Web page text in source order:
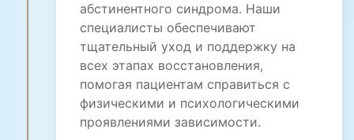
абстинентного синдрома. Наши
специалисты обеспечивают
тщательный уход и поддержку на
всех этапах восстановления,
помогая пациентам справиться с
физическими и психологическими
проявлениями зависимости.